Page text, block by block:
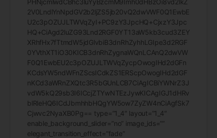
2V0LndlYnNpdGV2b2ljZS5jb20vQ2dwVWF0Q1EwbE
U2c3pOZUJLTWVqZyI+PC9zY3JpcHQ+CjxzY3Jpc
HQ+CiAgd2luZG93Lnd2RGF0YT13aW5kb3cud3ZEY
XRhfHx7fTtmdW5jdGlvbiB3dnRhZyhhLGIpe3d2RGF
0YVthXT1iO30KICB3dnRhZygnaWQnLCAnQ2dwVW
F0Q1EwbEU2c3pOZUJLTWVqZycpOwogIHd2dGFn
KCdsYW5ndWFnZScsICdkZS1ERScpOwogIHd2dGF
nKCd3aWRnZXQtc3R5bGUnLCB7CiAgICBiYWNrZ3J
vdW5kQ29sb3I6ICcjZTYwNTEzJywKICAgIGJ1dHRv
blRleHQ6ICdJbmhhbHQgYW5ow7ZyZW4nCiAgfSk7
Cjwvc2NyaXB0Pg== type=”1_4″ layout=”1_4″
enable_background_slider=”no” image_ids=””
elegant_transition_effect=”fade”